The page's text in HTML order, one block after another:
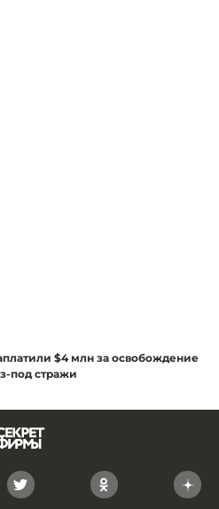
$4 млн за освобождение
под стражи